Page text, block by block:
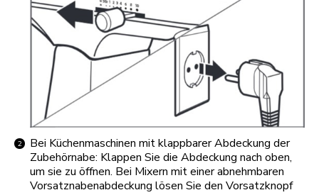
Bei Küchenmaschinen mit klappbarer Abdeckung der
Zubehörnabe: Klappen Sie die Abdeckung nach oben,
um sie zu öffnen. Bei Mixern mit einer abnehmbaren
Vorsatznabenabdeckung lösen Sie den Vorsatzknopf